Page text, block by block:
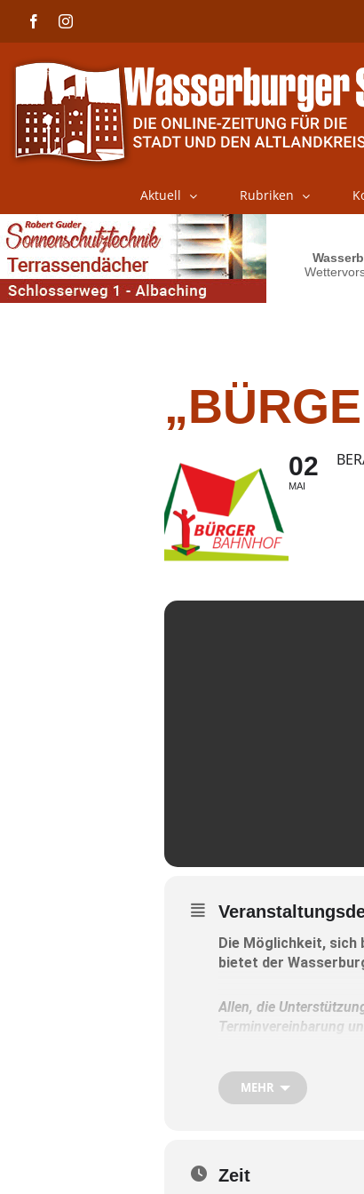
FacebookInstagram
Aktuell Rubriken
02
MAI
Die Möglichkeit, sich
bietet der
Allen, die
Terminvereinbarung
Es wird gebeten, sich
ein längeres Anliegen
MEHR
Zeit